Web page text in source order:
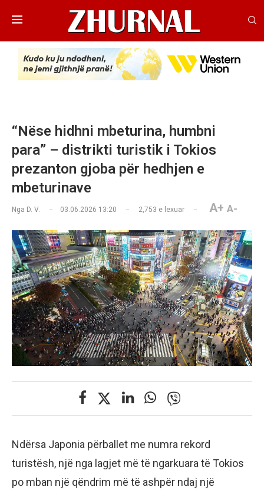
“Nëse hidhni mbeturina, humbni
para” – distrikti turistik i Tokios
prezanton gjoba për hedhjen e
mbeturinave
Nga D. V. 03.06.2026 13:20 2,753 e lexuar A+ A-
Ndërsa Japonia përballet me numra rekord
turistësh, një nga lagjet më të ngarkuara të Tokios
po mban një qëndrim më të ashpër ndaj një